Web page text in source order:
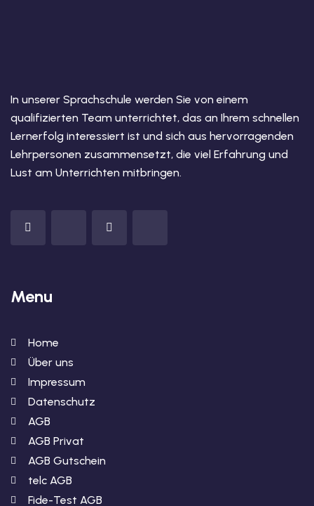
In unserer Sprachschule werden Sie von einem
qualifizierten Team unterrichtet, das an Ihrem schnellen
Lernerfolg interessiert ist und sich aus hervorragenden
Lehrpersonen zusammensetzt, die viel Erfahrung und
Lust am Unterrichten mitbringen.
Menu
Home
Über uns
Impressum
Datenschutz
AGB
AGB Privat
AGB Gutschein
telc AGB
Fide-Test AGB